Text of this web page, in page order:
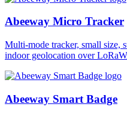
Abeeway Micro Tracker
Multi-mode tracker, small size,
indoor geolocation over
Abeeway Smart Badge